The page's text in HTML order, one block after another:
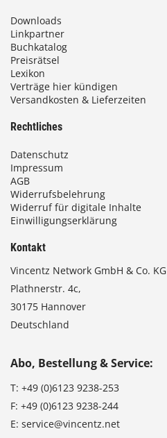
Downloads
Linkpartner
Buchkatalog
Preisrätsel
Lexikon
Verträge hier kündigen
Versandkosten & Lieferzeiten
Rechtliches
Datenschutz
Impressum
AGB
Widerrufsbelehrung
Widerruf für digitale Inhalte
Einwilligungserklärung
Kontakt
Vincentz Network GmbH & Co. KG
Plathnerstr. 4c,
30175 Hannover
Deutschland
Abo, Bestellung & Service:
T: +49 (0)6123 9238-253
F: +49 (0)6123 9238-244
E: service@vincentz.net